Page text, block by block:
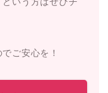
ご安心を！